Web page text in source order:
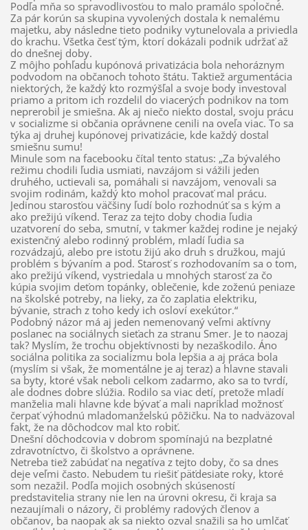
Podľa mňa so spravodlivosťou to malo pramálo spoločné.
Za pár korún sa skupina vyvolených dostala k nemalému
majetku, aby následne tieto podniky vytunelovala a priviedla
do krachu. Všetka česť tým, ktorí dokázali podnik udržať až
do dnešnej doby.
Z môjho pohľadu kupónová privatizácia bola nehoráznym
podvodom na občanoch tohoto štátu. Taktiež argumentácia
niektorých, že každý kto rozmýšľal a svoje body investoval
priamo a pritom ich rozdelil do viacerých podnikov na tom
neprerobil je smiešna. Ak aj niečo niekto dostal, svoju prácu
v socializme si občania oprávnene cenili na oveľa viac. To sa
týka aj druhej kupónovej privatizácie, kde každý dostal
smiešnu sumu!
Minule som na facebooku čítal tento status: „Za bývalého
režimu chodili ľudia usmiati, navzájom si vážili jeden
druhého, uctievali sa, pomáhali si navzájom, venovali sa
svojim rodinám, každý kto mohol pracovať mal prácu.
Jedinou starosťou väčšiny ľudí bolo rozhodnúť sa s kým a
ako prežijú víkend. Teraz za tejto doby chodia ľudia
uzatvorení do seba, smutní, v takmer každej rodine je nejaký
existenčný alebo rodinný problém, mladí ľudia sa
rozvádzajú, alebo pre istotu žijú ako druh s družkou, majú
problém s bývaním a pod. Starosť s rozhodovaním sa o tom,
ako prežijú víkend, vystriedala u mnohých starosť za čo
kúpia svojim deťom topánky, oblečenie, kde zoženú peniaze
na školské potreby, na lieky, za čo zaplatia elektriku,
bývanie, strach z toho kedy ich osloví exekútor.“
Podobný názor má aj jeden nemenovaný veľmi aktívny
poslanec na sociálnych sieťach za stranu Smer. Je to naozaj
tak? Myslím, že trochu objektívnosti by nezaškodilo. Áno
sociálna politika za socializmu bola lepšia a aj práca bola
(myslím si však, že momentálne je aj teraz) a hlavne stavali
sa byty, ktoré však neboli celkom zadarmo, ako sa to tvrdí,
ale dodnes dobre slúžia. Rodilo sa viac detí, pretože mladí
manželia mali hlavne kde bývať a mali napríklad možnosť
čerpať výhodnú mladomanželskú pôžičku. Na to nadväzoval
fakt, že na dôchodcov mal kto robiť.
Dnešní dôchodcovia v dobrom spomínajú na bezplatné
zdravotníctvo, či školstvo a oprávnene.
Netreba tiež zabúdať na negatíva z tejto doby, čo sa dnes
deje veľmi často. Nebudem tu riešiť päťdesiate roky, ktoré
som nezažil. Podľa mojich osobných skúseností
predstavitelia strany nie len na úrovni okresu, či kraja sa
nezaujímali o názory, či problémy radových členov a
občanov, ba naopak ak sa niekto ozval snažili sa ho umlčať